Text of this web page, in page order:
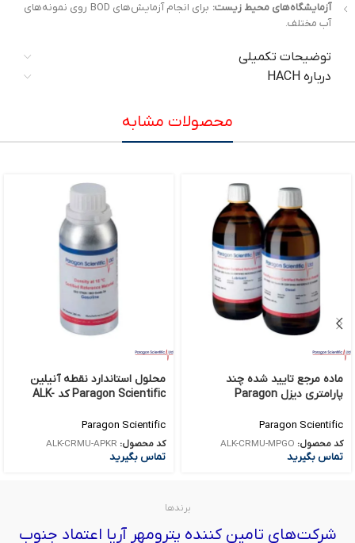
آزمایشگاه‌های محیط زیست:
برای انجام آزمایش‌های BOD روی نمونه‌های
آب مختلف.
توضیحات تکمیلی
درباره HACH
محصولات مشابه
ماده مرجع تایید شده چند
پارامتری دیزل Paragon
Paragon Scientific
کد محصول: ALK-CRMU-MPGO
تماس بگیرید
محلول استاندارد نقطه آنیلین
Paragon Scientific کد ALK-
Paragon Scientific
کد محصول: ALK-CRMU-APKR
تماس بگیرید
برندها
شرکت‌های تامین کننده پترومهر آریا اعتماد جنوب